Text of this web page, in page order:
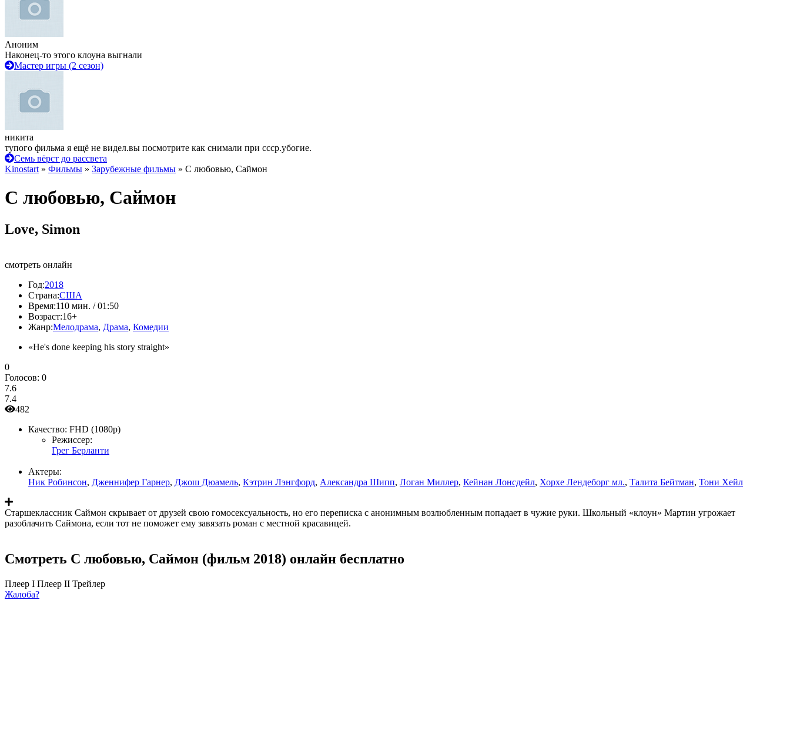
Аноним
Наконец-то этого клоуна выгнали
Мастер игры (2 сезон)
никита
тупого фильма я ещё не видел.вы посмотрите как снимали при ссср.убогие.
Семь вёрст до рассвета
Kinostart » Фильмы » Зарубежные фильмы » С любовью, Саймон
С любовью, Саймон
Love, Simon
смотреть онлайн
Год:2018
Страна:США
Время:110 мин. / 01:50
Возраст:16+
Жанр:Мелодрама, Драма, Комедии
«He's done keeping his story straight»
0
Голосов: 0
7.6
7.4
482
Качество: FHD (1080p)
Режиссер:
Грег Берланти
Актеры:
Ник Робинсон, Дженнифер Гарнер, Джош Дюамель, Кэтрин Лэнгфорд, Александра Шипп, Логан Миллер, Кейнан Лонсдейл, Хорхе Лендеборг мл., Талита Бейтман, Тони Хейл
Старшеклассник Саймон скрывает от друзей свою гомосексуальность, но его переписка с анонимным возлюбленным попадает в чужие руки. Школьный «клоун» Мартин угрожает
разоблачить Саймона, если тот не поможет ему завязать роман с местной красавицей.
Смотреть С любовью, Саймон (фильм 2018) онлайн бесплатно
Плеер I Плеер II Трейлер
Жалоба?